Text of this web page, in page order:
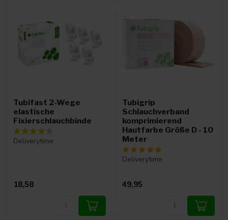
Tubifast 2-Wege
elastische
Fixierschlauchbinde
Deliverytime
18,58
Tubigrip
Schlauchverband
komprimierend
Hautfarbe Größe D - 10
Meter
Deliverytime
49,95